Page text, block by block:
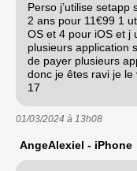
Perso j’utilise setapp
2 ans pour 11€99 1
OS et 4 pour iOS et j
plusieurs application
de payer plusieurs
donc je êtes ravi je
17
01/03/2024 à 13h08
AngeAlexiel - iPhone